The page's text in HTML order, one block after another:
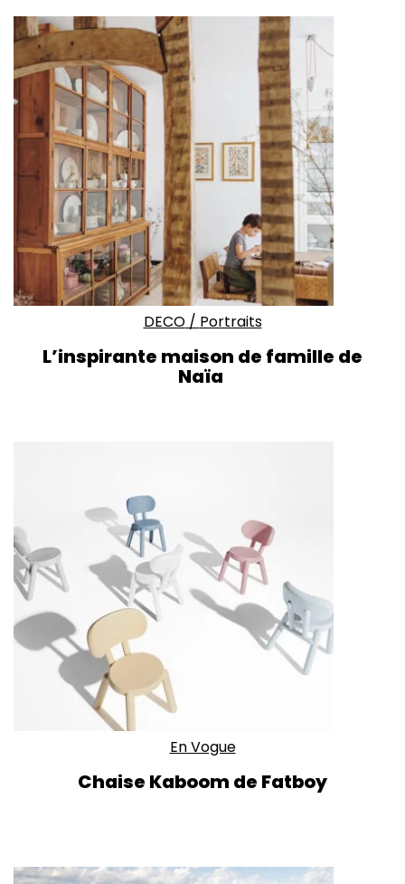
DECO/ Portraits
L’inspirante maison de famille de
Naïa
En Vogue
Chaise Kaboom de Fatboy